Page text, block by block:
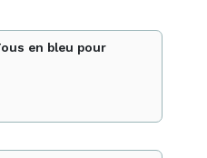
en bleu pour